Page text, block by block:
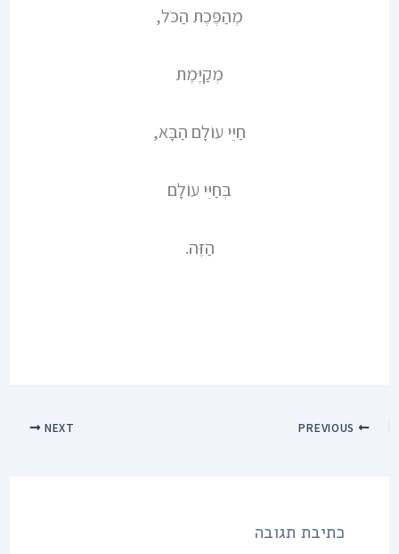
מְהַפֶּכֶת הַכֹּל,
מְקַיֶּמֶת
חַיֵּי עוֹלָם הַבָּא,
בְּחַיֵּי עוֹלָם
הַזֶּה.
NEXT
כתיבת תגובה